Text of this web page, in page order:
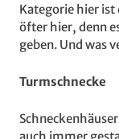
Kategorie hier ist
öfter hier, denn
geben. Und was
Turmschnecke